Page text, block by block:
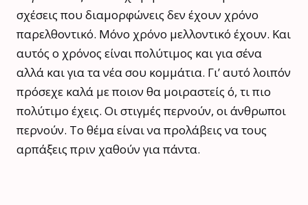
σχέσεις που διαμορφώνεις δεν έχουν χρόνο
παρελθοντικό. Μόνο χρόνο μελλοντικό έχουν. Και
αυτός ο χρόνος είναι πολύτιμος και για σένα
αλλά και για τα νέα σου κομμάτια. Γι’ αυτό λοιπόν
πρόσεχε καλά με ποιον θα μοιραστείς ό, τι πιο
πολύτιμο έχεις. Οι στιγμές περνούν, οι άνθρωποι
περνούν. Το θέμα είναι να προλάβεις να τους
αρπάξεις πριν χαθούν για πάντα.